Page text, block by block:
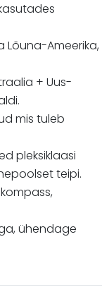
Lõuna-Ameerika,
+ Uus-
mis tuleb
pleksiklaasi
teipi.
ühendage